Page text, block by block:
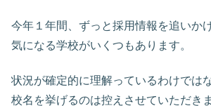
今年１年間、ずっと採用情報を追いか
気になる学校がいくつもあります。
状況が確定的に理解っているわけでは
校名を挙げるのは控えさせていただき